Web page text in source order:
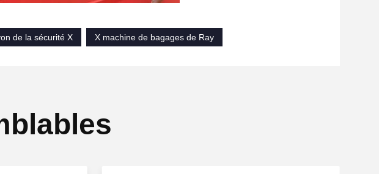
de la sécurité X X machine de bagages de Ray